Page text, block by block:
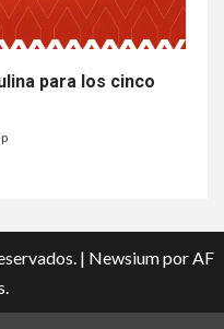
para los cinco
| Newsiumpor AF